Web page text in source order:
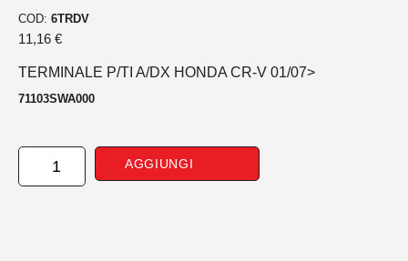
COD: 6TRDV
11,16 €
TERMINALE P/TI A/DX HONDA CR-V 01/07>
71103SWA000
TERMINALE
PARAURTI
AGGIUNGI